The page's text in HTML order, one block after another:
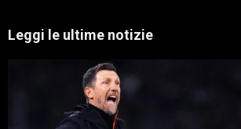
Leggi le ultime notizie